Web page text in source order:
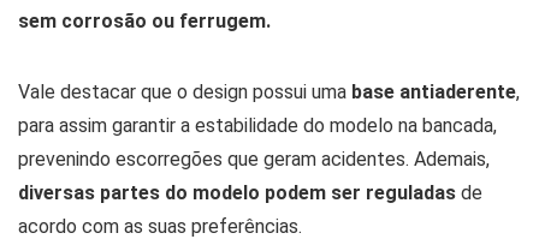
sem corrosão ou ferrugem.
Vale destacar que o design possui uma base antiaderente,
para assim garantir a estabilidade do modelo na bancada,
prevenindo escorregões que geram acidentes. Ademais,
diversas partes do modelo podem ser reguladas de
acordo com as suas preferências.